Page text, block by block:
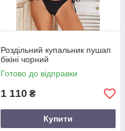
Роздільний купальник пушап
бікіні чорний
Готово до відправки
1 110 ₴
Купити